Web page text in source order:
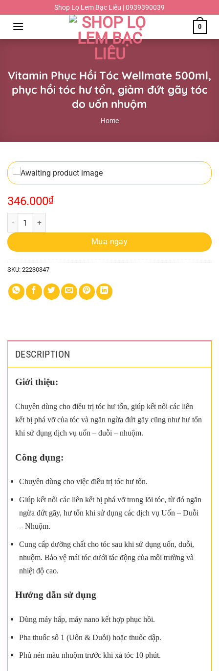
đến
dung
Shop Lọ Lem Bạc Liêu | 0939390039
0
Vitamin Phục Hồi Tóc Wellmate 500ml,
phục hồi tóc hư tổn, giảm đứt gãy tóc
do uốn nhuộm
Home
346.000₫
Vitamin Phục Hồi Tóc Wellmate 500ml, phục hồi tóc hư tổn, giảm
Mua ngay
SKU: 22230347
DESCRIPTION
Giới thiệu:
Chuyên dùng cho điều trị tóc hư tổn, giúp kết nối các liên
kết bị phá vỡ của tóc và ngăn ngừa đứt gãy cũng như hư tổn
khi sử dụng dịch vụ uốn – duỗi – nhuộm.
Công dụng:
Chuyên dùng cho việc điều trị tóc hư tổn.
Giúp kết nối các liên kết bị phá vỡ trong lõi tóc, từ đó ngăn
ngừa đứt gãy, hư tổn khi sử dụng các dịch vụ Uốn – Duỗi
– Nhuộm.
Cung cấp dưỡng chất cho tóc sau khi sử dụng uốn, duỗi,
nhuộm. Bảo vệ mái tóc dưới tác động của môi trường và
nhiệt độ cao.
Hướng dẫn sử dụng
Dùng máy hấp, máy nano kết hợp phục hồi.
Pha thuốc số 1 (Uốn & Duỗi) hoặc thuốc dập.
Phủ nén màu nhuộm trước khi xả tóc 10 phút.